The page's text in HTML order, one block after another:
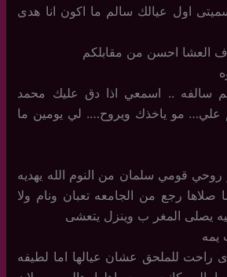
اول عيالك سالم ما اكون انا هدى
العشا احسن من مقابلكم
سالفه .. اسمعي اذا دق عليك محمد
علي… مو ياخذك ويروح…. لي يومين ما
روحي قومي سلمان من النوم الله يهديه
رجع من الجامعه تعبان ونام ولا
يصلى المغر ب وينزل يتعشى
يمه
راحت للملحق عشان عيالها اما لطيفه